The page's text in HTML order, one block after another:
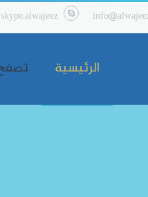
skype.alwajeez
الرئيسية